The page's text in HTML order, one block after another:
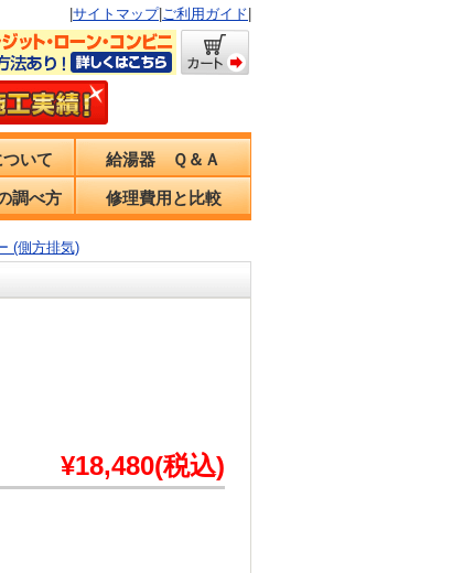
サイトマップ| ご利用ガイド
いて 給湯器 Ｑ＆Ａ
調べ方 修理費用と比較
(側方排気)
¥18,480(税込)